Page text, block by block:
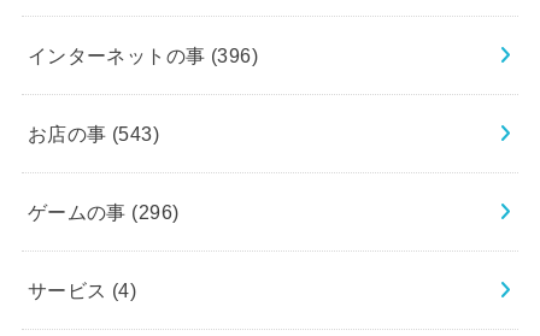
インターネットの事 (396)
お店の事 (543)
ゲームの事 (296)
サービス (4)